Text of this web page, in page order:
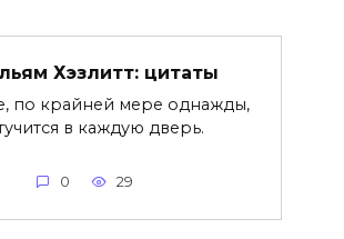
Хэзлитт: цитаты
по крайней мере однажды,
в каждую дверь.
0 29